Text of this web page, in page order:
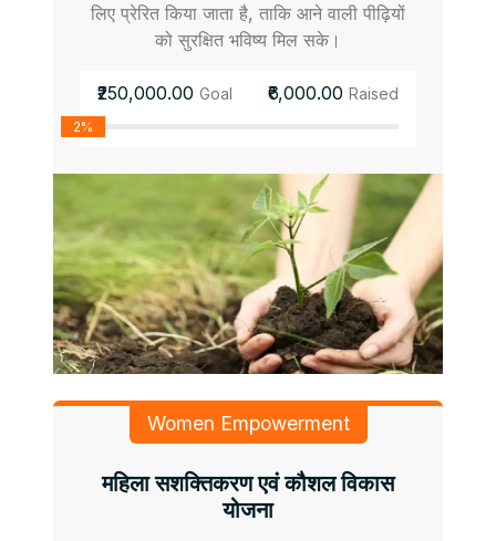
लिए प्रेरित किया जाता है, ताकि आने वाली पीढ़ियों
को सुरक्षित भविष्य मिल सके।
₹250,000.00 Goal ₹6,000.00 Raised
2%
Women Empowerment
महिला सशक्तिकरण एवं कौशल विकास
योजना